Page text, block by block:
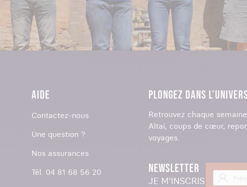
AIDE
Contactez-nous
Une question ?
Nos assurances
Tél. 04 81 68 56 20
PLONGEZ DANS
Retrouvez chaque
Altaï, coups de cœur,
voyages.
NEWSLETTER
JE M'INSCRIS